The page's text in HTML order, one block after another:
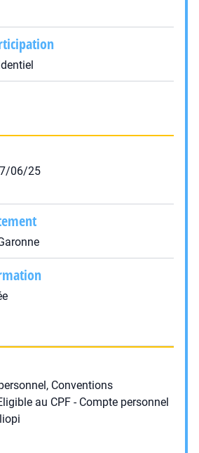
06/25
Conventions
au CPF - Compte personnel